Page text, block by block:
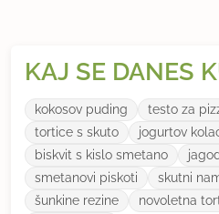
KAJ SE DANES
kokosov puding testo za
tortice s skuto
jogurtov
biskvit s kislo smetano
smetanovi piskoti
skutni
šunkine rezine
novoletna